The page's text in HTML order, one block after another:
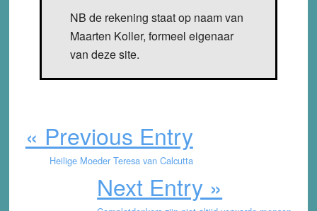
NB de rekening staat op naam van
Maarten Koller, formeel eigenaar
van deze site.
« Previous Entry
Heilige Moeder Teresa van Calcutta
Next Entry »